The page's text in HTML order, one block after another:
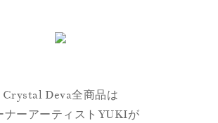
Crystal Deva全商品は
ナーアーティストYUKIが